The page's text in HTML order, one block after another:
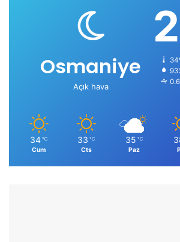
Osmaniye
Açık hava
34 ℃
Cum
33 ℃
Cts
35 ℃
Paz